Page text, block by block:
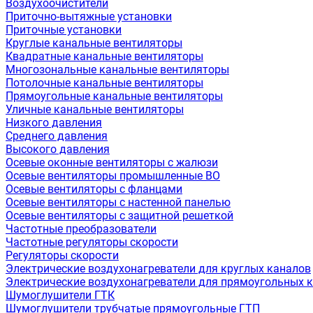
Воздухоочистители
Приточно-вытяжные установки
Приточные установки
Круглые канальные вентиляторы
Квадратные канальные вентиляторы
Многозональные канальные вентиляторы
Потолочные канальные вентиляторы
Прямоугольные канальные вентиляторы
Уличные канальные вентиляторы
Низкого давления
Среднего давления
Высокого давления
Осевые оконные вентиляторы с жалюзи
Осевые вентиляторы промышленные ВО
Осевые вентиляторы с фланцами
Осевые вентиляторы с настенной панелью
Осевые вентиляторы с защитной решеткой
Частотные преобразователи
Частотные регуляторы скорости
Регуляторы скорости
Электрические воздухонагреватели для круглых каналов
Электрические воздухонагреватели для прямоугольных
Шумоглушители ГТК
Шумоглушители трубчатые прямоугольные ГТП